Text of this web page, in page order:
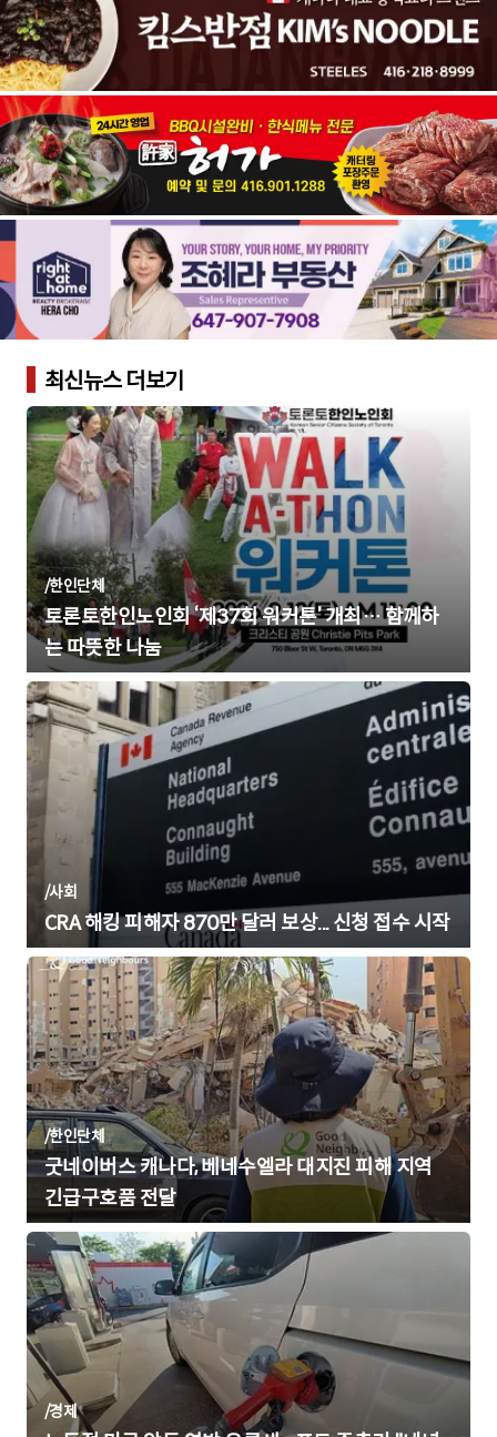
최신뉴스 더보기
/한인단체
토론토한인노인회 ‘제37회 워커톤’ 개최… 함께하
는 따뜻한 나눔
/사회
CRA 해킹 피해자 870만 달러 보상... 신청 접수 시작
/한인단체
굿네이버스 캐나다, 베네수엘라 대지진 피해 지역
긴급구호품 전달
/경제